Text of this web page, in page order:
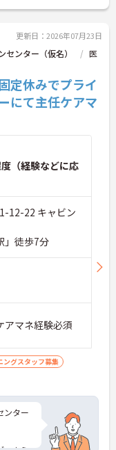
更新日：2026年07月23日
センター（仮名）
医
定休みでプライ
にて主任ケアマ
（経験などに応
12-22 キャビン
」徒歩7分
アマネ経験必須
ングスタッフ募集
ンター